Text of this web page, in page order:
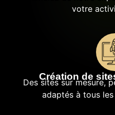
votre
Création de
Des sites sur mesure,
adaptés à tous